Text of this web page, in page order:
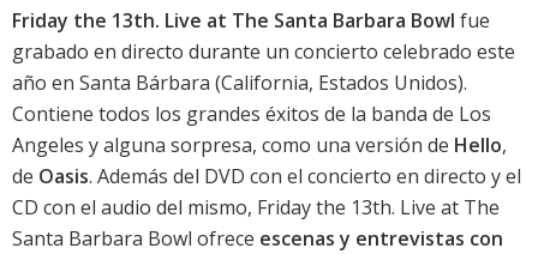
Friday the 13th. Live at The Santa Barbara Bowl fue
grabado en directo durante un concierto celebrado este
año en Santa Bárbara (California, Estados Unidos).
Contiene todos los grandes éxitos de la banda de Los
Angeles y alguna sorpresa, como una versión de Hello,
de Oasis. Además del DVD con el concierto en directo y el
CD con el audio del mismo, Friday the 13th. Live at The
Santa Barbara Bowl ofrece escenas y entrevistas con